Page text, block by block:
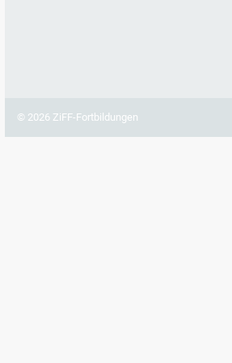
© 2026 ZiFF-Fortbildungen